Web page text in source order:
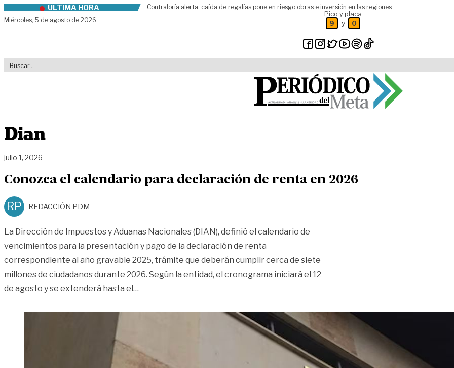
Skip to contentÚLTIMA HORA
Contraloría alerta: caída de regalías pone en riesgo obras e inversión en las regiones
Miércoles, 5 de agosto de 2026
Pico y placa
9 y 0
Dian
julio 1, 2026
Conozca el calendario para declaración de renta en 2026
RP REDACCIÓN PDM
La Dirección de Impuestos y Aduanas Nacionales (DIAN), definió el calendario de
vencimientos para la presentación y pago de la declaración de renta
correspondiente al año gravable 2025, trámite que deberán cumplir cerca de siete
millones de ciudadanos durante 2026. Según la entidad, el cronograma iniciará el 12
de agosto y se extenderá hasta el…